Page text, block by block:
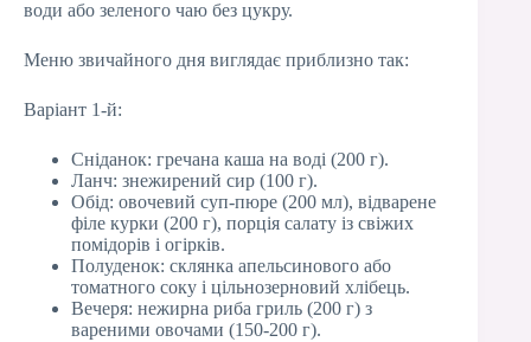
води або зеленого чаю без цукру.
Меню звичайного дня виглядає приблизно так:
Варіант 1-й:
Сніданок: гречана каша на воді (200 г).
Ланч: знежирений сир (100 г).
Обід: овочевий суп-пюре (200 мл), відварене
філе курки (200 г), порція салату із свіжих
помідорів і огірків.
Полуденок: склянка апельсинового або
томатного соку і цільнозерновий хлібець.
Вечеря: нежирна риба гриль (200 г) з
вареними овочами (150-200 г).